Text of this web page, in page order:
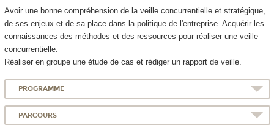
Avoir une bonne compréhension de la veille concurrentielle et stratégique,
de ses enjeux et de sa place dans la politique de l'entreprise. Acquérir les
connaissances des méthodes et des ressources pour réaliser une veille
concurrentielle.
Réaliser en groupe une étude de cas et rédiger un rapport de veille.
PROGRAMME
PARCOURS